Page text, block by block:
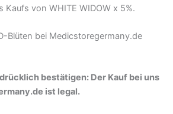
Kaufs von WHITE WIDOW x 5%.
Blüten bei Medicstoregermany.de
bestätigen: Der Kauf bei uns
ist legal.